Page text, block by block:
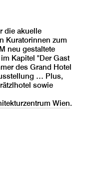
die akuelle
Kuratorinnen zum
neu gestaltete
Kapitel "Der Gast
des Grand Hotel
… Plus,
sowie
Wien.